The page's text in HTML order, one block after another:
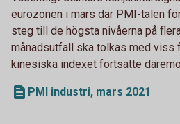
eurozonen i mars där PMI-talen
steg till de högsta nivåerna på
månadsutfall ska tolkas med viss
kinesiska indexet fortsatte
PMI industri, mars 2021